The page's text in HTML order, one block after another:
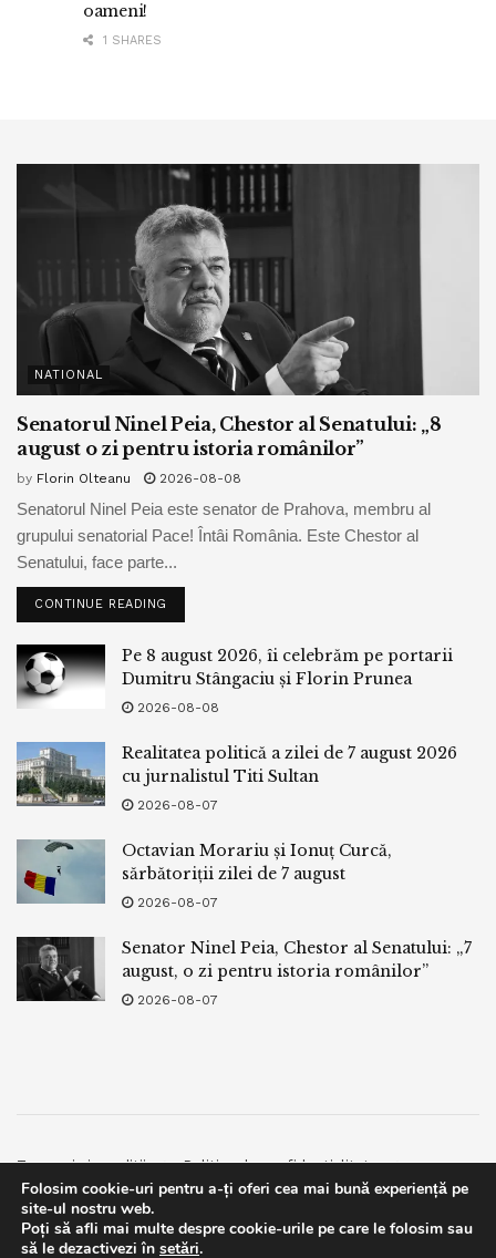
oameni!
1 SHARES
NATIONAL
Senatorul Ninel Peia, Chestor al Senatului: „8
august o zi pentru istoria românilor”
by Florin Olteanu 2026-08-08
Senatorul Ninel Peia este senator de Prahova, membru al
grupului senatorial Pace! Întâi România. Este Chestor al
Senatului, face parte...
CONTINUE READING
Pe 8 august 2026, îi celebrăm pe portarii
Dumitru Stângaciu și Florin Prunea
2026-08-08
Realitatea politică a zilei de 7 august 2026
cu jurnalistul Titi Sultan
2026-08-07
Octavian Morariu și Ionuț Curcă,
sărbătoriții zilei de 7 august
2026-08-07
Senator Ninel Peia, Chestor al Senatului: „7
august, o zi pentru istoria românilor”
2026-08-07
Termeni si conditii
Politica de confidentialitate
Facebook
Contact
© 2019bpnews- Business & Politics Newsbpnews.
Folosim cookie-uri pentru a-ți oferi cea mai bună experiență pe
site-ul nostru web.
Poți să afli mai multe despre cookie-urile pe care le folosim sau
să le dezactivezi în setări.
This website uses GDPR cookies. By continuing to use this